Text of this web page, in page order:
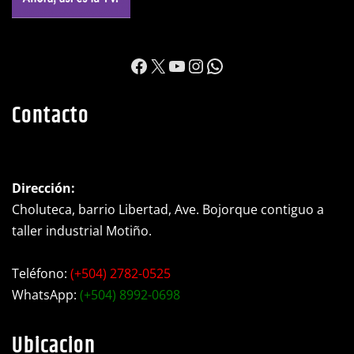
Choluteca, barrio Libertad, Ave. Bojorque contiguo a
taller industrial Motiño.
WhatsApp:(+504) 8992-0698